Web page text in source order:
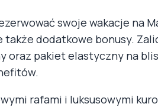
swoje wakacje na
dodatkowe bonusy.
oraz pakiet elastyczny na
rafami i luksusowymi